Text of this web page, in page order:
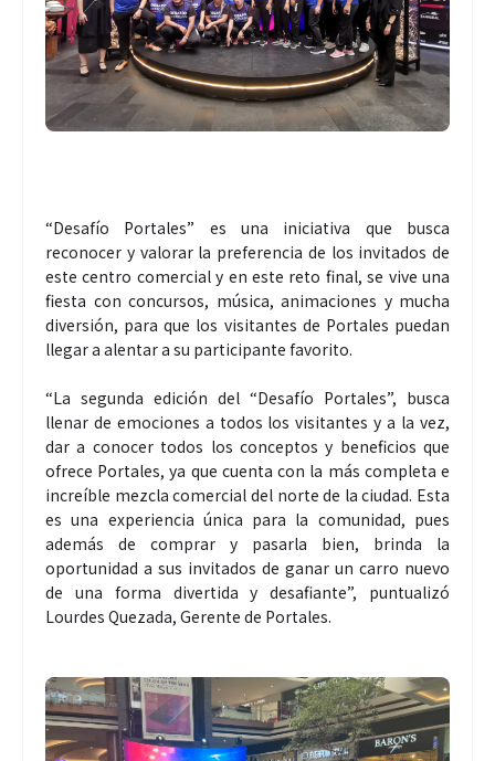
“Desafío Portales” es una iniciativa que busca
reconocer y valorar la preferencia de los invitados de
este centro comercial y en este reto final, se vive una
fiesta con concursos, música, animaciones y mucha
diversión, para que los visitantes de Portales puedan
llegar a alentar a su participante favorito.
“La segunda edición del “Desafío Portales”, busca
llenar de emociones a todos los visitantes y a la vez,
dar a conocer todos los conceptos y beneficios que
ofrece Portales, ya que cuenta con la más completa e
increíble mezcla comercial del norte de la ciudad. Esta
es una experiencia única para la comunidad, pues
además de comprar y pasarla bien, brinda la
oportunidad a sus invitados de ganar un carro nuevo
de una forma divertida y desafiante”, puntualizó
Lourdes Quezada, Gerente de Portales.